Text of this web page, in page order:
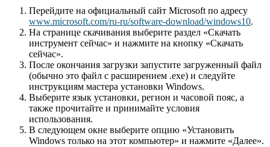
Перейдите на официальный сайт Microsoft по адресу
www.microsoft.com/ru-ru/software-download/windows10.
На странице скачивания выберите раздел «Скачать
инструмент сейчас» и нажмите на кнопку «Скачать
сейчас».
После окончания загрузки запустите загруженный файл
(обычно это файл с расширением .exe) и следуйте
инструкциям мастера установки Windows.
Выберите язык установки, регион и часовой пояс, а
также прочитайте и принимайте условия
использования.
В следующем окне выберите опцию «Установить
Windows только на этот компьютер» и нажмите «Далее».